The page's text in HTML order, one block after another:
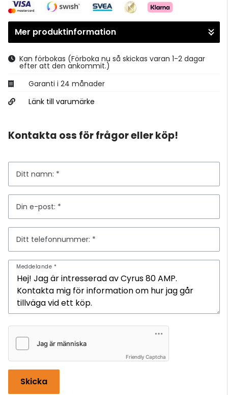
Mer produktinformation
Kan förbokas (Förboka nu så skickas varan 1-2 dagar
efter att den ankommit.)
Garanti i 24 månader
Länk till varumärke
Kontakta oss för frågor eller köp!
Ditt namn:
Din e-post:
Ditt telefonnummer:
Meddelande
Friendly Captcha
Skicka